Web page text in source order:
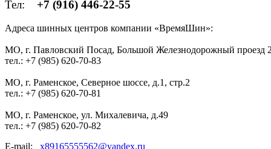
Тел: +7 (916) 446-22-55
Адреса шинных центров компании «ВремяШин»:
МО, г. Павловский Посад, Большой Железнодорожный проезд
тел.: +7 (985) 620-70-83
МО, г. Раменское, Северное шоссе, д.1, стр.2
тел.: +7 (985) 620-70-81
МО, г. Раменское, ул. Михалевича, д.49
тел.: +7 (985) 620-70-82
E-mail: x89165555562@yandex.ru